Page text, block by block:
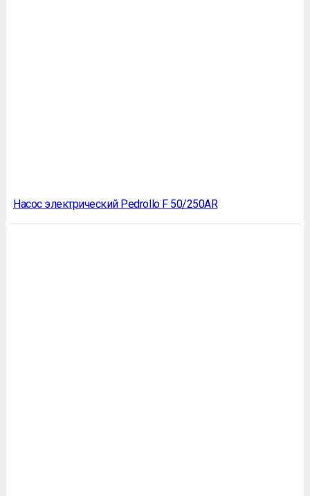
Насос электрический Pedrollo F 50/250AR